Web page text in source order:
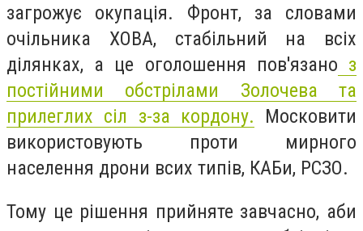
загрожує окупація. Фронт, за словами
очільника ХОВА, стабільний на всіх
ділянках, а це оголошення пов'язано з
постійними обстрілами Золочева та
прилеглих сіл з-за кордону. Московити
використовують проти мирного
населення дрони всих типів, КАБи, РСЗО.
Тому це рішення прийняте завчасно, аби